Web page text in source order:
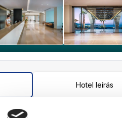
Hotel leírás